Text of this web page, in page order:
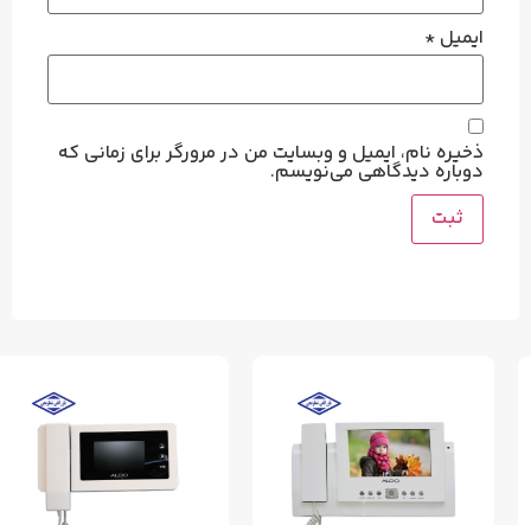
ایمیل *
ذخیره نام، ایمیل و وبسایت من در مرورگر برای زمانی که
دوباره دیدگاهی می‌نویسم.